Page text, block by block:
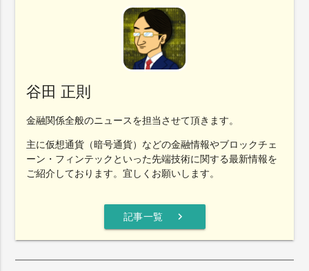
谷田 正則
金融関係全般のニュースを担当させて頂きます。
主に仮想通貨（暗号通貨）などの金融情報やブロックチェ
ーン・フィンテックといった先端技術に関する最新情報を
ご紹介しております。宜しくお願いします。
記事一覧 chevron_right